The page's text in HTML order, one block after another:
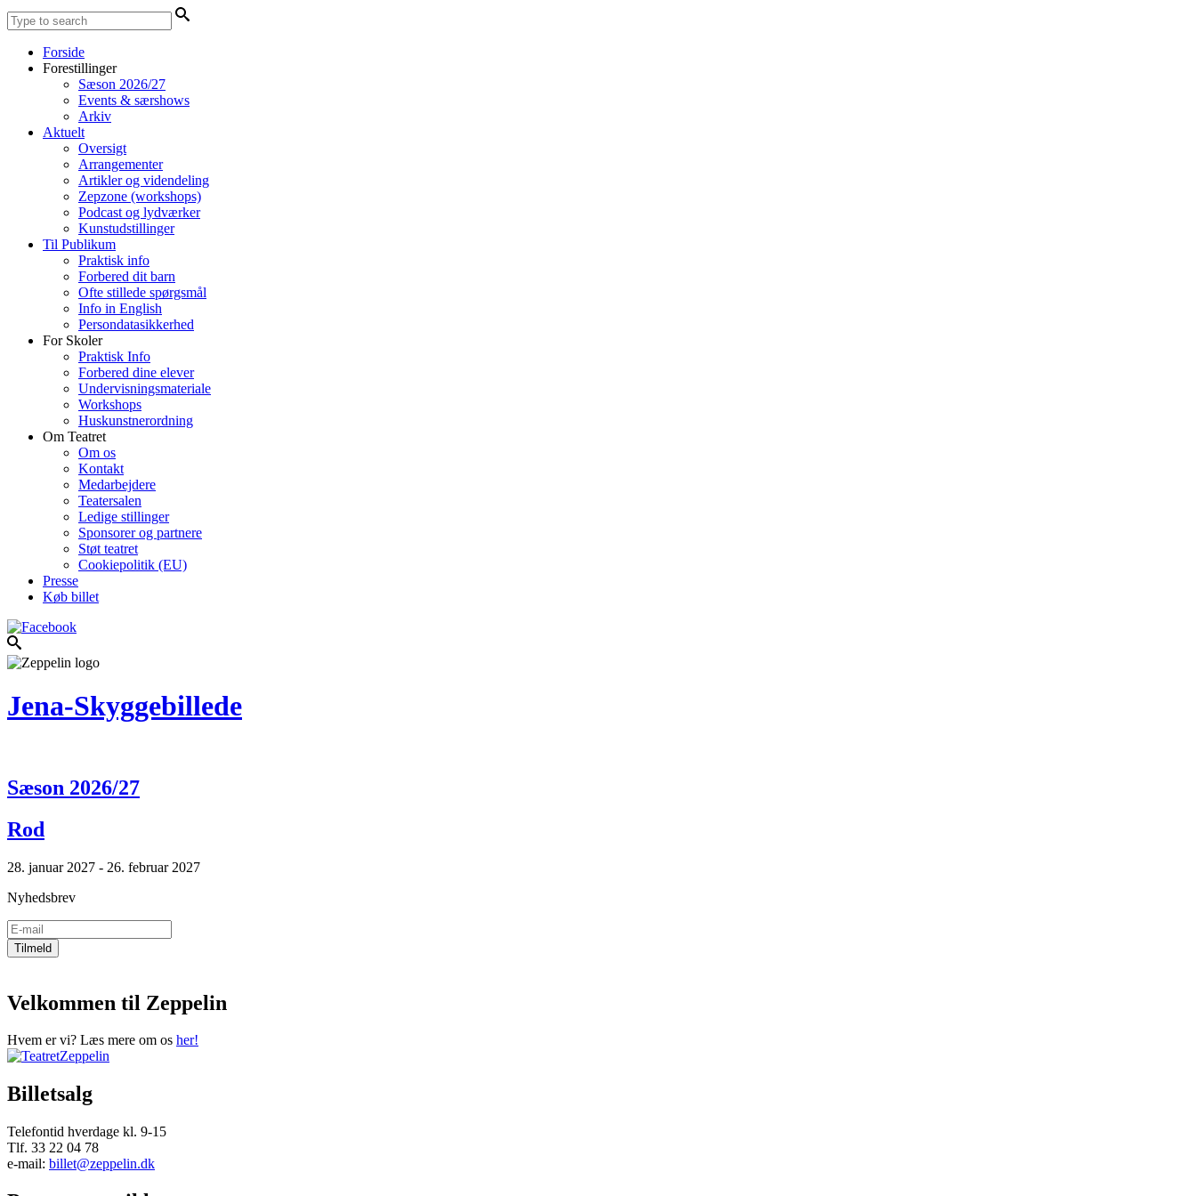
Forside
Forestillinger
Sæson 2026/27
Events & særshows
Arkiv
Aktuelt
Oversigt
Arrangementer
Artikler og videndeling
Zepzone (workshops)
Podcast og lydværker
Kunstudstillinger
Til Publikum
Praktisk info
Forbered dit barn
Ofte stillede spørgsmål
Info in English
Persondatasikkerhed
For Skoler
Praktisk Info
Forbered dine elever
Undervisningsmateriale
Workshops
Huskunstnerordning
Om Teatret
Om os
Kontakt
Medarbejdere
Teatersalen
Ledige stillinger
Sponsorer og partnere
Støt teatret
Cookiepolitik (EU)
Presse
Køb billet
Jena-Skyggebillede
Sæson 2026/27
Rod
28. januar 2027 - 26. februar 2027
Nyhedsbrev
Velkommen til Zeppelin
Hvem er vi? Læs mere om os her!
Billetsalg
Telefontid hverdage kl. 9-15
Tlf. 33 22 04 78
e-mail: billet@zeppelin.dk